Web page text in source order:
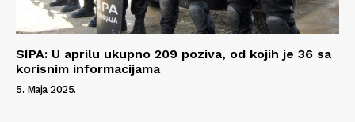
SIPA: U aprilu ukupno 209 poziva, od kojih je 36 sa
korisnim informacijama
5. Maja 2025.